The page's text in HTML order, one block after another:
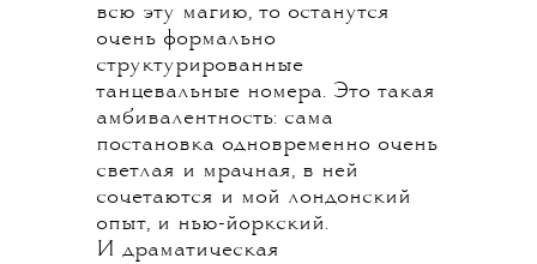
всю эту магию, то останутся
очень формально
структурированные
танцевальные номера. Это такая
амбивалентность: сама
постановка одновременно очень
светлая и мрачная, в ней
сочетаются и мой лондонский
опыт, и нью-йоркский.
И драматическая